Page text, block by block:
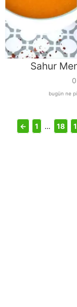
Sahur
bugün ne
← 1 … 18